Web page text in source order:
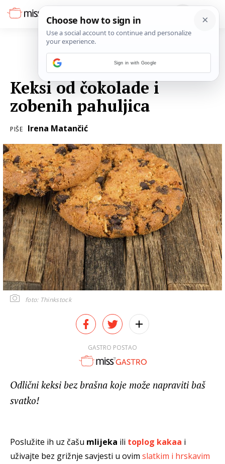
Keksi od čokolade i
zobenih pahuljica
PIŠE Irena Matančić
foto: Thinkstock
GASTRO POSTAO
Odlični keksi bez brašna koje može napraviti baš
svatko!
Poslužite ih uz čašu mlijeka ili toplog kakaa i
uživajte bez grižnje savjesti u ovim slatkim i hrskavim
Sign in with Google